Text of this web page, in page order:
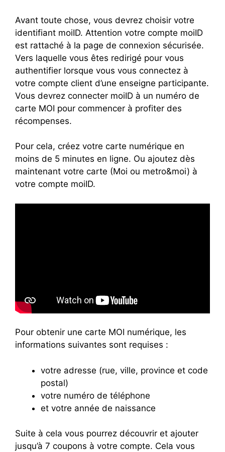
Avant toute chose, vous devrez choisir votre
identifiant moiID. Attention votre compte moiID
est rattaché à la page de connexion sécurisée.
Vers laquelle vous êtes redirigé pour vous
authentifier lorsque vous vous connectez à
votre compte client d’une enseigne participante.
Vous devrez connecter moiID à un numéro de
carte MOI pour commencer à profiter des
récompenses.
Pour cela, créez votre carte numérique en
moins de 5 minutes en ligne. Ou ajoutez dès
maintenant votre carte (Moi ou metro&moi) à
votre compte moiID.
Pour obtenir une carte MOI numérique, les
informations suivantes sont requises :
votre adresse (rue, ville, province et code
postal)
votre numéro de téléphone
et votre année de naissance
Suite à cela vous pourrez découvrir et ajouter
jusqu’à 7 coupons à votre compte. Cela vous